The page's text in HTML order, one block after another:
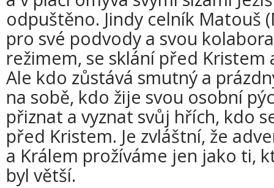
odpuštěno. Jindy celník Matouš
pro své podvody a svou
režimem, se sklání před Kristem
Ale kdo zůstává smutný a
na sobě, kdo žije svou osobní
přiznat a vyznat svůj hřích, kdo
před Kristem. Je zvláštní, že
a Králem prožíváme jen jako ti,
byl větší.